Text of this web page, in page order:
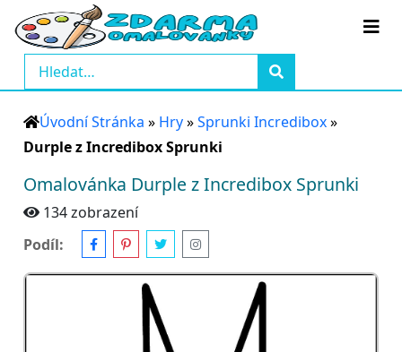
Úvodní Stránka » Hry»Sprunki Incredibox»
Durple z Incredibox Sprunki
Omalovánka Durple z Incredibox Sprunki
134 zobrazení
Podíl: